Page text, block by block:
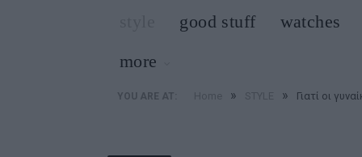
good stuff
watches
more
YOU ARE AT: » » Γιατί οι